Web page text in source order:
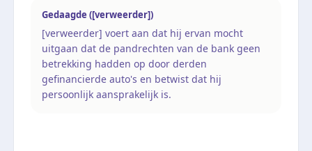
Gedaagde ([verweerder])
[verweerder] voert aan dat hij ervan mocht
uitgaan dat de pandrechten van de bank geen
betrekking hadden op door derden
gefinancierde auto's en betwist dat hij
persoonlijk aansprakelijk is.